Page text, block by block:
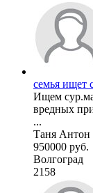
семья ищет
Ищем
вредных
...
Таня
950000 руб.
Волгоград
2158